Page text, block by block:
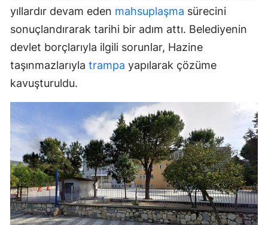
yıllardır devam eden mahsuplaşma sürecini
sonuçlandırarak tarihi bir adım attı. Belediyenin
devlet borçlarıyla ilgili sorunlar, Hazine
taşınmazlarıyla trampa yapılarak çözüme
kavuşturuldu.